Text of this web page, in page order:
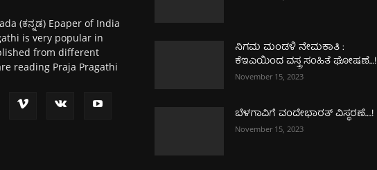
(ಕನ್ನಡ) Epaper of India
is very popular in
from different
reading Praja Pragathi
ನಿಗಮ ಮಂಡಳಿ ನೇಮಕಾತಿ :
ಕೆಇಎಯಿಂದ ವಸ್ತ್ರ ಸಂಹಿತೆ ಘೋಷಣೆ…!
November 15, 2023
ಬೆಳಗಾವಿಗೆ ವಂದೇಭಾರತ್‌ ವಿಸ್ಥರಣೆ….!
November 15, 2023